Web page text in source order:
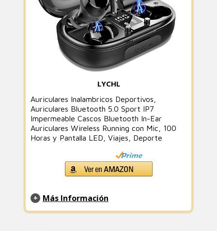
LYCHL
Auriculares Inalambricos Deportivos,
Auriculares Bluetooth 5.0 Sport IP7
Impermeable Cascos Bluetooth In-Ear
Auriculares Wireless Running con Mic, 100
Horas y Pantalla LED, Viajes, Deporte
Más Información